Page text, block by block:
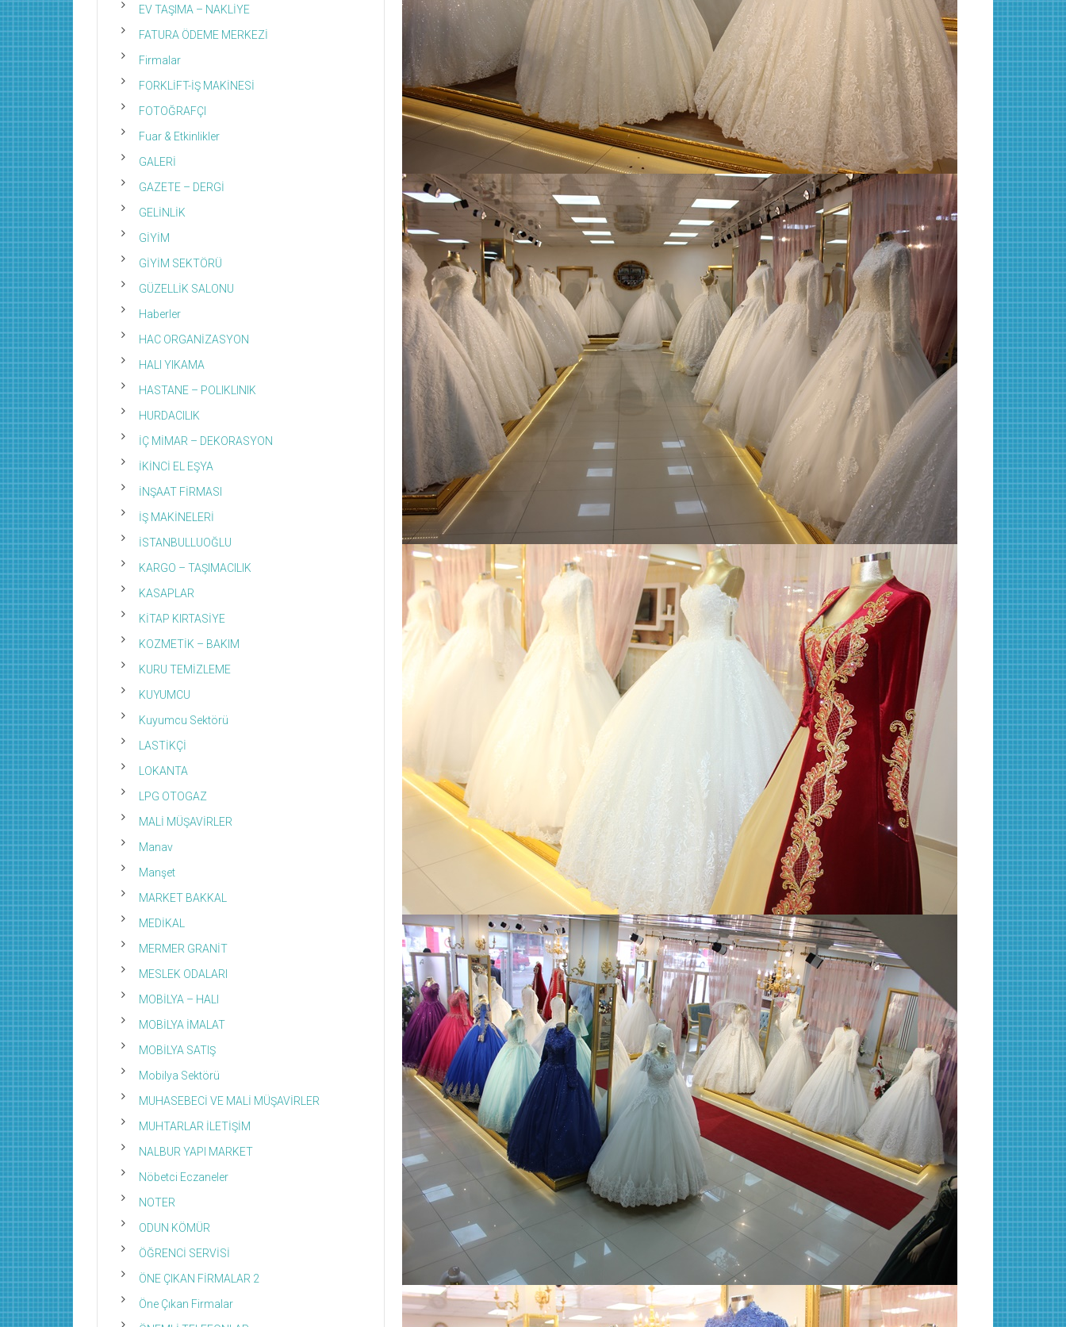
EV TAŞIMA – NAKLİYE
FATURA ÖDEME MERKEZİ
Firmalar
FORKLİFT-İŞ MAKİNESİ
FOTOĞRAFÇI
Fuar & Etkinlikler
GALERİ
GAZETE – DERGİ
GELİNLİK
GİYİM
GİYİM SEKTÖRÜ
GÜZELLİK SALONU
Haberler
HAC ORGANİZASYON
HALI YIKAMA
HASTANE – POLIKLINIK
HURDACILIK
İÇ MİMAR – DEKORASYON
İKİNCİ EL EŞYA
İNŞAAT FİRMASI
İŞ MAKİNELERİ
İSTANBULLUOĞLU
KARGO – TAŞIMACILIK
KASAPLAR
KİTAP KIRTASİYE
KOZMETİK – BAKIM
KURU TEMİZLEME
KUYUMCU
Kuyumcu Sektörü
LASTİKÇİ
LOKANTA
LPG OTOGAZ
MALİ MÜŞAVİRLER
Manav
Manşet
MARKET BAKKAL
MEDİKAL
MERMER GRANİT
MESLEK ODALARI
MOBİLYA – HALI
MOBİLYA İMALAT
MOBİLYA SATIŞ
Mobilya Sektörü
MUHASEBECİ VE MALİ MÜŞAVİRLER
MUHTARLAR İLETİŞİM
NALBUR YAPI MARKET
Nöbetci Eczaneler
NOTER
ODUN KÖMÜR
ÖĞRENCİ SERVİSİ
ÖNE ÇIKAN FİRMALAR 2
Öne Çıkan Firmalar